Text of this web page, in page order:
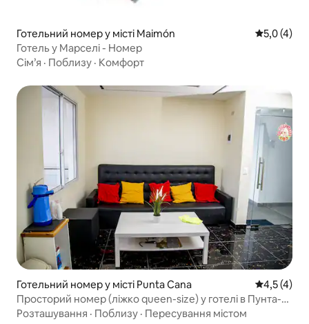
Готельний номер у місті Maimón Середня
5,0 (4)
Готель у Марселі - Номер
Сім’я · Поблизу · Комфорт
Готельний номер у місті Punta Cana Середня
4,5 (4)
Просторий номер (ліжко queen-size) у готелі в Пунта-
Кана
Розташування · Поблизу · Пересування містом